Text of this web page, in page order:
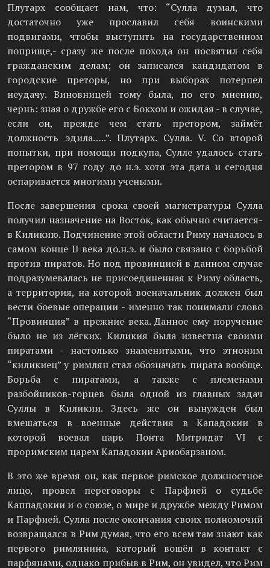
Плутарх сообщает нам, что: “Сулла думал, что
достаточно уже прославил себя воинскими
подвигами, чтобы выступить на государственном
поприще,- сразу же после похода он посвятил себя
гражданским делам; он записался кандидатом в
городские преторы, но при выборах потерпел
неудачу. Виновницей тому была, по его мнению,
чернь: зная о дружбе его с Бокхом и ожидая - в случае,
если он, прежде чем стать претором, займёт
должность эдила…..”. Плутарх. Сулла. V. Со второй
попытки, при помощи подкупа, Сулле удалось стать
претором в 97 году до н.э. хотя эта дата и сегодня
оспаривается многими учеными.
После завершения срока своей магистратуры Сулла
получил назначение на Восток, как обычно считается-
в Киликию. Подчинение этой области Риму началось в
самом конце II века до.н.э. и было связано с борьбой
против пиратов. Но под провинцией в данном случае
подразумевалась не присоединенная к Риму область,
а территория, на которой военачальник должен был
вести боевые операции - именно так понимали слово
“Провинция” в прежние века. Данное ему поручение
было не из лёгких. Киликия была известна своими
пиратами - настолько знаменитыми, что этноним
“киликиец” у римлян стал обозначать пирата вообще.
Борьба с пиратами, а также с племенами
разбойников-горцев была одной из главных задач
Суллы в Киликии. Здесь же он вынужден был
вмешаться в военные действия в Кападокии в
которой воевал царь Понта Митридат VI с
проримским царем Кападокии Ариобарзаном.
В это же время он, как первое римское должностное
лицо, провел переговоры с Парфией о судьбе
Каппадокии и о союзе, о мире и дружбе между Римом
и Парфией. Сулла после окончания своих полномочий
возвращался в Рим думая, что его всем там знают как
первого римлянина, который вошёл в контакт с
парфянами, однако прибыв в Рим, он увидел, что Рим